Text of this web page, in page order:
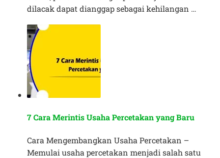
dilacak dapat dianggap sebagai kehilangan …
7 Cara Merintis Usaha Percetakan yang Baru
Cara Mengembangkan Usaha Percetakan –
Memulai usaha percetakan menjadi salah satu